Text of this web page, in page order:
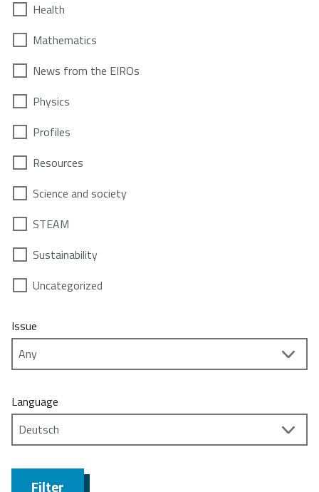
Health
Mathematics
News from the EIROs
Physics
Profiles
Resources
Science and society
STEAM
Sustainability
Uncategorized
Issue
Language
Filter